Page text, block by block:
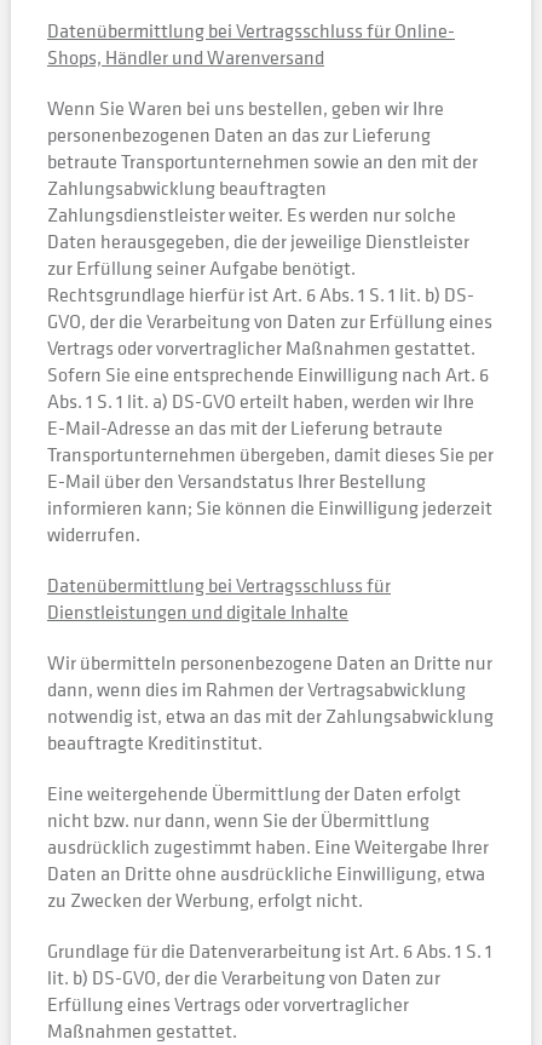
Datenübermittlung bei Vertragsschluss für Online-
Shops, Händler und Warenversand
Wenn Sie Waren bei uns bestellen, geben wir Ihre
personenbezogenen Daten an das zur Lieferung
betraute Transportunternehmen sowie an den mit der
Zahlungsabwicklung beauftragten
Zahlungsdienstleister weiter. Es werden nur solche
Daten herausgegeben, die der jeweilige Dienstleister
zur Erfüllung seiner Aufgabe benötigt.
Rechtsgrundlage hierfür ist Art. 6 Abs. 1 S. 1 lit. b) DS-
GVO, der die Verarbeitung von Daten zur Erfüllung eines
Vertrags oder vorvertraglicher Maßnahmen gestattet.
Sofern Sie eine entsprechende Einwilligung nach Art. 6
Abs. 1 S. 1 lit. a) DS-GVO erteilt haben, werden wir Ihre
E-Mail-Adresse an das mit der Lieferung betraute
Transportunternehmen übergeben, damit dieses Sie per
E-Mail über den Versandstatus Ihrer Bestellung
informieren kann; Sie können die Einwilligung jederzeit
widerrufen.
Datenübermittlung bei Vertragsschluss für
Dienstleistungen und digitale Inhalte
Wir übermitteln personenbezogene Daten an Dritte nur
dann, wenn dies im Rahmen der Vertragsabwicklung
notwendig ist, etwa an das mit der Zahlungsabwicklung
beauftragte Kreditinstitut.
Eine weitergehende Übermittlung der Daten erfolgt
nicht bzw. nur dann, wenn Sie der Übermittlung
ausdrücklich zugestimmt haben. Eine Weitergabe Ihrer
Daten an Dritte ohne ausdrückliche Einwilligung, etwa
zu Zwecken der Werbung, erfolgt nicht.
Grundlage für die Datenverarbeitung ist Art. 6 Abs. 1 S. 1
lit. b) DS-GVO, der die Verarbeitung von Daten zur
Erfüllung eines Vertrags oder vorvertraglicher
Maßnahmen gestattet.